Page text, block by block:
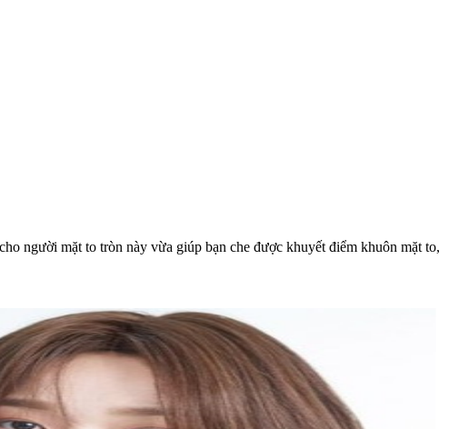
người mặt to tròn này vừa giúp bạn che được khuyết điểm khuôn mặt to,